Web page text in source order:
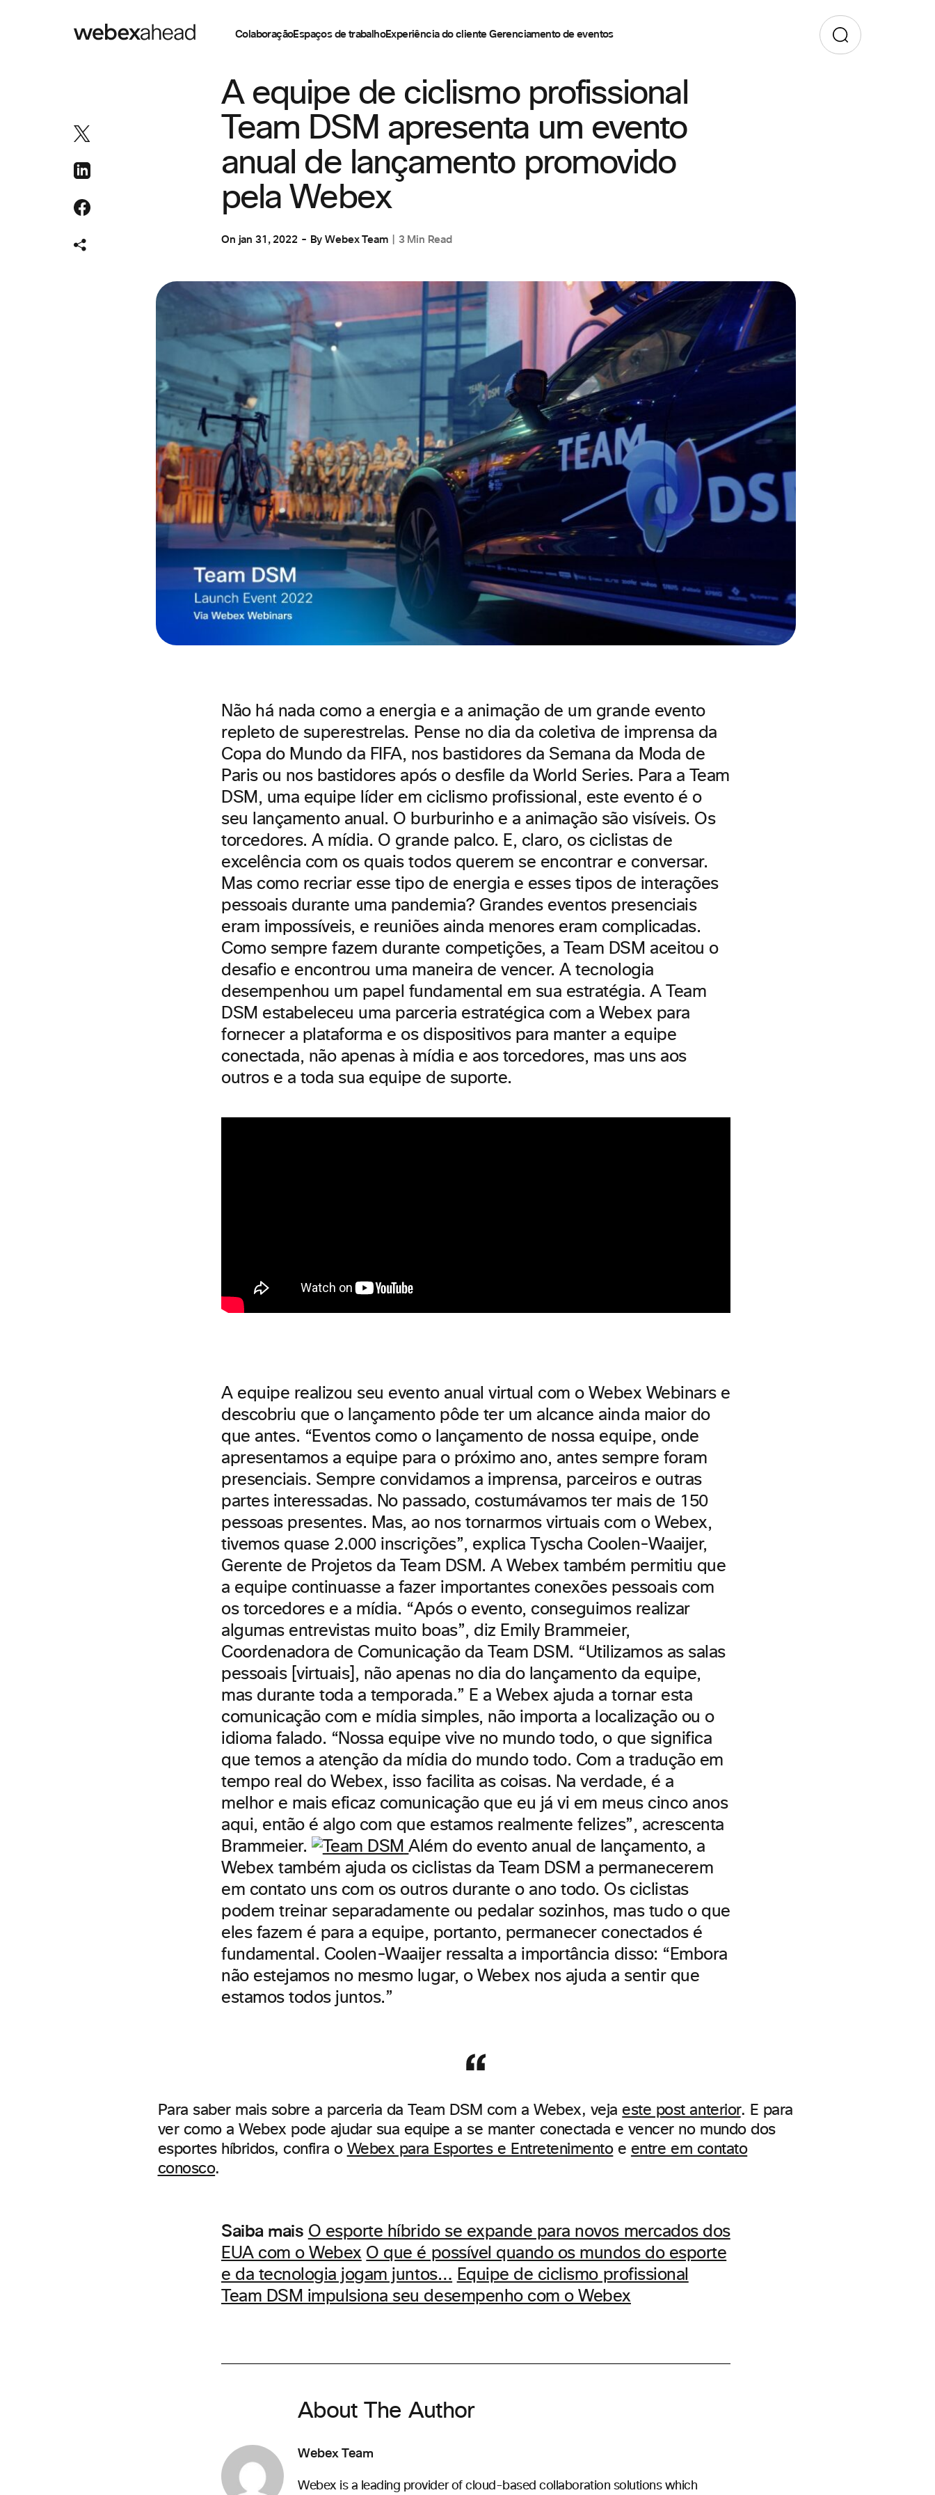
ColaboraçãoEspaços de trabalhoExperiência do clienteGerenciamento de eventos
A equipe de ciclismo profissional
Team DSM apresenta um evento
anual de lançamento promovido
pela Webex
On jan 31, 2022 ByWebex Team 3 Min Read
Não há nada como a energia e a animação de um grande evento
repleto de superestrelas. Pense no dia da coletiva de imprensa da
Copa do Mundo da FIFA, nos bastidores da Semana da Moda de
Paris ou nos bastidores após o desfile da World Series. Para a Team
DSM, uma equipe líder em ciclismo profissional, este evento é o
seu lançamento anual. O burburinho e a animação são visíveis. Os
torcedores. A mídia. O grande palco. E, claro, os ciclistas de
excelência com os quais todos querem se encontrar e conversar.
Mas como recriar esse tipo de energia e esses tipos de interações
pessoais durante uma pandemia? Grandes eventos presenciais
eram impossíveis, e reuniões ainda menores eram complicadas.
Como sempre fazem durante competições, a Team DSM aceitou o
desafio e encontrou uma maneira de vencer. A tecnologia
desempenhou um papel fundamental em sua estratégia. A Team
DSM estabeleceu uma parceria estratégica com a Webex para
fornecer a plataforma e os dispositivos para manter a equipe
conectada, não apenas à mídia e aos torcedores, mas uns aos
outros e a toda sua equipe de suporte.
A equipe realizou seu evento anual virtual com o Webex Webinars e
descobriu que o lançamento pôde ter um alcance ainda maior do
que antes. “Eventos como o lançamento de nossa equipe, onde
apresentamos a equipe para o próximo ano, antes sempre foram
presenciais. Sempre convidamos a imprensa, parceiros e outras
partes interessadas. No passado, costumávamos ter mais de 150
pessoas presentes. Mas, ao nos tornarmos virtuais com o Webex,
tivemos quase 2.000 inscrições”, explica Tyscha Coolen-Waaijer,
Gerente de Projetos da Team DSM. A Webex também permitiu que
a equipe continuasse a fazer importantes conexões pessoais com
os torcedores e a mídia. “Após o evento, conseguimos realizar
algumas entrevistas muito boas”, diz Emily Brammeier,
Coordenadora de Comunicação da Team DSM. “Utilizamos as salas
pessoais [virtuais], não apenas no dia do lançamento da equipe,
mas durante toda a temporada.” E a Webex ajuda a tornar esta
comunicação com e mídia simples, não importa a localização ou o
idioma falado. “Nossa equipe vive no mundo todo, o que significa
que temos a atenção da mídia do mundo todo. Com a tradução em
tempo real do Webex, isso facilita as coisas. Na verdade, é a
melhor e mais eficaz comunicação que eu já vi em meus cinco anos
aqui, então é algo com que estamos realmente felizes”, acrescenta
Brammeier.
Além do evento anual de lançamento, a
Webex também ajuda os ciclistas da Team DSM a permanecerem
em contato uns com os outros durante o ano todo. Os ciclistas
podem treinar separadamente ou pedalar sozinhos, mas tudo o que
eles fazem é para a equipe, portanto, permanecer conectados é
fundamental. Coolen-Waaijer ressalta a importância disso: “Embora
não estejamos no mesmo lugar, o Webex nos ajuda a sentir que
estamos todos juntos.”
Para saber mais sobre a parceria da Team DSM com a Webex, vejaeste post anterior. E para
ver como a Webex pode ajudar sua equipe a se manter conectada e vencer no mundo dos
esportes híbridos, confira o Webex para Esportes e Entretenimentoe entre em contato
conosco.
Saiba mais O esporte híbrido se expande para novos mercados dos
EUA com o Webex O que é possível quando os mundos do esporte
e da tecnologia jogam juntos… Equipe de ciclismo profissional
Team DSM impulsiona seu desempenho com o Webex
About The Author
Webex Team
Webex is a leading provider of cloud-based collaboration solutions which